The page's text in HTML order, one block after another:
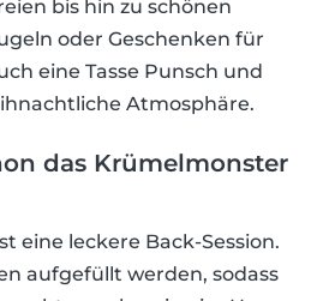
bis hin zu schönen
oder Geschenken für
eine Tasse Punsch und
Atmosphäre.
das Krümelmonster
eine leckere Back-Session.
aufgefüllt werden, sodass